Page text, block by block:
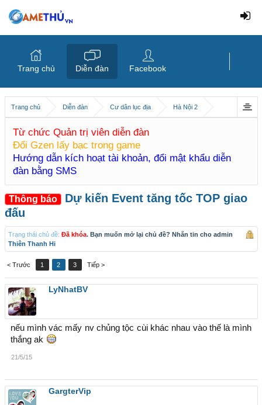
Trang chủ Diễn đàn Cư dân lục địa Hà Nội 2
Từ chức Quản trị viên diễn đàn
Đổi Gzen lấy bạc trong game
Hướng dẫn kích hoạt tài khoản, đổi mật khẩu diễn
đàn bằng SMS
Thông báo Dự kiến Event tăng tốc TOP giao
đấu
Trạng thái chủ đề: Đã khóa. Bạn muốn mở lại chủ đề? Nhắn tin cho admin
Thiên Thanh Hi
< Trước 1 2 3 Tiếp >
LyNhatBV
nếu mình vác mấy nv chủng tộc cùi khác nhau vào thế là mình
thắng ak
21/5/15
GargterVip
Trang chủ Diễn đàn Facebook